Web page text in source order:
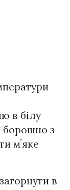
в білу
борошно з
мʼяке
в